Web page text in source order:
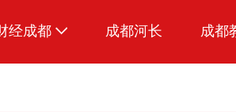
经成都 成都河长 成都